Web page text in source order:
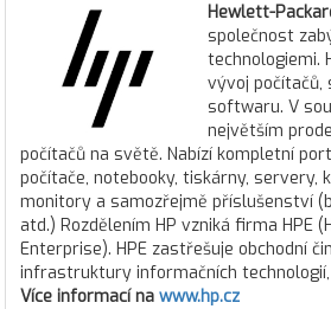
Hewlett-
společnost
technologiemi.
vývoj počítačů,
softwaru. V
největším
počítačů na světě. Nabízí kompletní
počítače, notebooky, tiskárny, servery,
monitory a samozřejmě příslušenství
atd.) Rozdělením HP vzniká firma HPE
Enterprise). HPE zastřešuje obchodní
infrastruktury informačních
Více informací na www.hp.cz